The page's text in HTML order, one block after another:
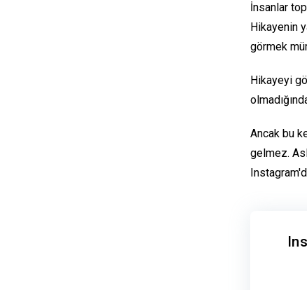
İnsanlar
Hikayenin
görmek
Hikayeyi
Ancak bu
gelmez.